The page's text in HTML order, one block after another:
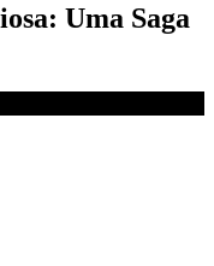
Uma Saga